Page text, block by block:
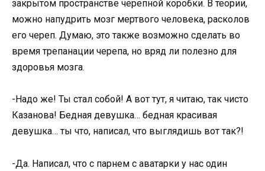
закрытом пространстве черепной коробки. В теории,
можно напудрить мозг мертвого человека, расколов
его череп. Думаю, это также возможно сделать во
время трепанации черепа, но вряд ли полезно для
здоровья мозга.
-Надо же! Ты стал собой! А вот тут, я читаю, так чисто
Казанова! Бедная девушка… бедная красивая
девушка… ты что, написал, что выглядишь вот так?!
-Да. Написал, что с парнем с аватарки у нас один